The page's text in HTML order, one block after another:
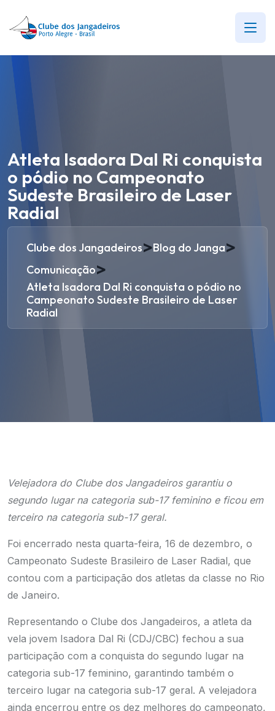
Atleta Isadora Dal Ri conquista
o pódio no Campeonato
Sudeste Brasileiro de Laser
Radial
Clube dos Jangadeiros>Blog do Janga>
Comunicação>
Atleta Isadora Dal Ri conquista o pódio no
Campeonato Sudeste Brasileiro de Laser
Radial
Velejadora do Clube dos Jangadeiros garantiu o
segundo lugar na categoria sub-17 feminino e ficou em
terceiro na categoria sub-17 geral.
Foi encerrado nesta quarta-feira, 16 de dezembro, o
Campeonato Sudeste Brasileiro de Laser Radial, que
contou com a participação dos atletas da classe no Rio
de Janeiro.
Representando o Clube dos Jangadeiros, a atleta da
vela jovem Isadora Dal Ri (CDJ/CBC) fechou a sua
participação com a conquista do segundo lugar na
categoria sub-17 feminino, garantindo também o
terceiro lugar na categoria sub-17 geral. A velejadora
ainda encerrou entre os dez melhores do campeonato,